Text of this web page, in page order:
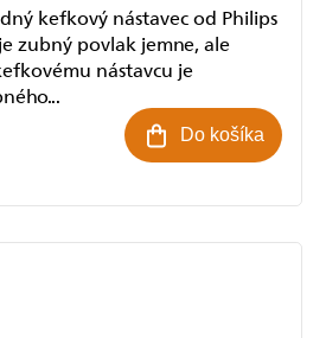
Do košíka
kefkový nástavec od Philips
zubný povlak jemne, ale
nástavcu je